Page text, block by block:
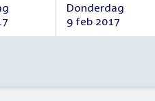
Donderdag
9 feb 2017
Donderdag